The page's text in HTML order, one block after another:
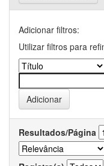
Adicionar filtros:
Utilizar filtros para
Resultados/Página